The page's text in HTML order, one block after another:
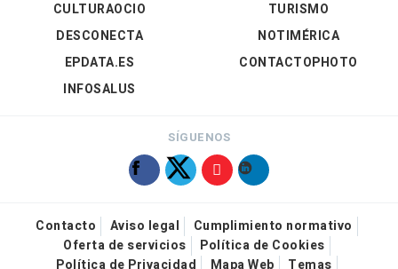
CULTURAOCIO
DESCONECTA
EPDATA.ES
INFOSALUS
TURISMO
NOTIMÉRICA
CONTACTOPHOTO
SÍGUENOS
Contacto Aviso legal
Cumplimiento normativo
Oferta de servicios
Política de Cookies